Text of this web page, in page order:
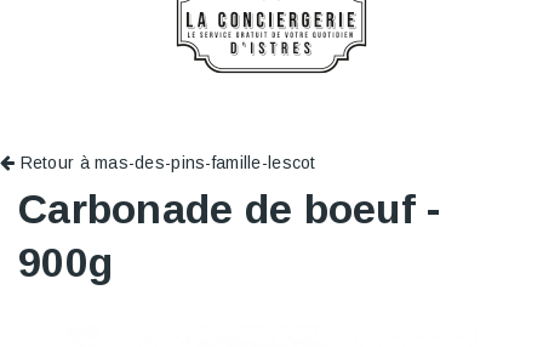
Retour à mas-des-pins-famille-lescot
Carbonade de boeuf -
900g